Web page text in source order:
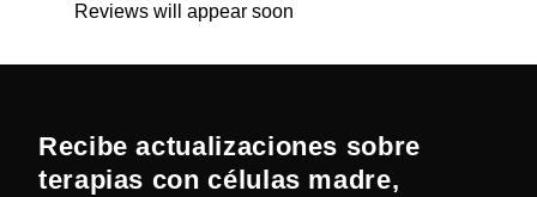
Reviews will appear soon
Recibe actualizaciones sobre
terapias con células madre,